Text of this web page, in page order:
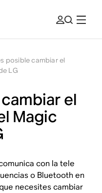
posible cambiar el
LG
el
Magic
con la tele
o Bluetooth en
necesites cambiar